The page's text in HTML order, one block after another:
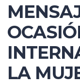
LA